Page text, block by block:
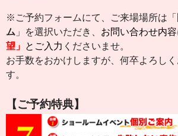
※ご予約フォームにて、ご来場場所は「
ム 」を選択いただき、 お問い合わせ内容
望」 とご入力 くださいませ。
お手数をおかけしますが、何卒よろし
す。
【ご予約特典】